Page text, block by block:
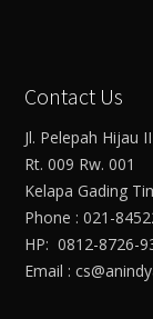
Contact Us
Jl. Pelepah Hijau
Rt. 009 Rw. 001
Kelapa Gading
Phone : 021-
HP: 0812-8726-
Email :